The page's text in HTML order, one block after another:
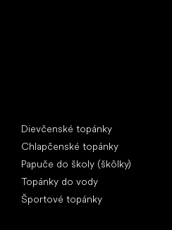
Dievčenské topánky
Chlapčenské topánky
Papuče do školy (škôlky)
Topánky do vody
Športové topánky